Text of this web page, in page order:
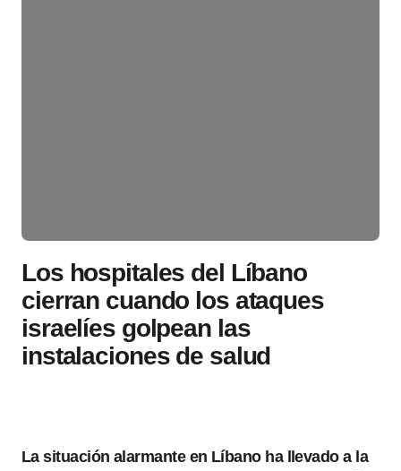
Los hospitales del Líbano
cierran cuando los ataques
israelíes golpean las
instalaciones de salud
La situación alarmante en Líbano ha llevado a la